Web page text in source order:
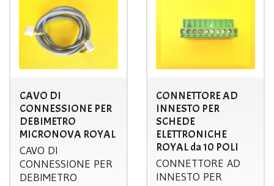
CAVO DI
CONNESSIONE PER
DEBIMETRO
MICRONOVA ROYAL
CAVO DI
CONNESSIONE PER
DEBIMETRO
CONNETTORE AD
INNESTO PER
SCHEDE
ELETTRONICHE
ROYAL da 10 POLI
CONNETTORE AD
INNESTO PER